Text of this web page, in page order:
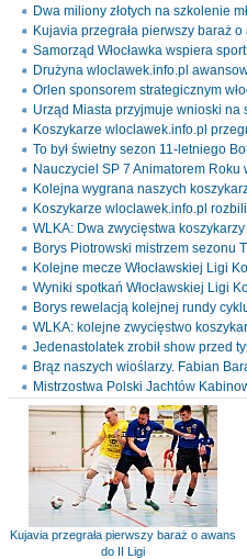
Dwa miliony złotych na szkolenie
Kujavia przegrała pierwszy baraż
Samorząd Włocławka wspiera
Drużyna wloclawek.info.pl
Orlen sponsorem strategicznym
Urząd Miasta przyjmuje wnioski na
Koszykarze wloclawek.info.pl
To był świetny sezon 11-letniego
Nauczyciel SP 7 Animatorem
Kolejna wygrana naszych
Koszykarze wloclawek.info.pl
WLKA: Dwa zwycięstwa
Borys Piotrowski mistrzem sezonu
Kolejne mecze Włocławskiej Ligi
Wyniki spotkań Włocławskiej Ligi
Borys rewelacją kolejnej rundy
WLKA: kolejne zwycięstwo
Jedenastolatek zrobił show przed
Brąz naszych wioślarzy. Fabian
Mistrzostwa Polski Jachtów
Kujavia przegrała pierwszy baraż o awans
do II Ligi